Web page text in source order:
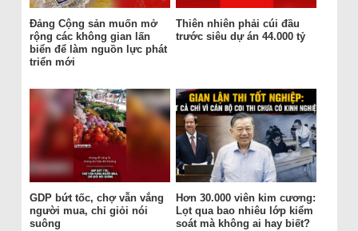
Đảng Cộng sản muốn mở
rộng các không gian lấn
biển để làm nguồn lực phát
triển mới
Thiên nhiên phải cúi đầu
trước siêu dự án 44.000 tỷ
GDP bứt tốc, chợ vẫn vắng
người mua, chỉ giỏi nói
suông
Hơn 30.000 viên kim cương:
Lọt qua bao nhiêu lớp kiểm
soát mà không ai hay biết?